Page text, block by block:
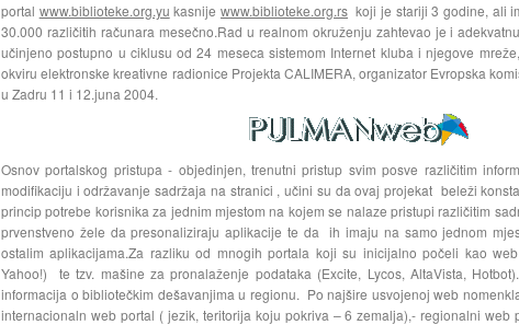
portal www.biblioteke.org.yu kasnijewww.biblioteke.org.rs koji je stariji 3 godine, ali
30.000 različitih računara mesečno.Rad u realnom okruženju zahtevao je i
učinjeno postupno u ciklusu od 24 meseca sistemom Internet kluba i njegove
okviru elektronske kreativne radionice Projekta CALIMERA, organizator Evropska
u Zadru 11 i 12.juna 2004.
Osnov portalskog pristupa - objedinjen, trenutni pristup svim posve različitim
modifikaciju i održavanje sadržaja na stranici , učini su da ovaj projekat beleži
princip potrebe korisnika za jednim mjestom na kojem se nalaze pristupi različitim
prvenstveno žele da presonaliziraju aplikacije te da ih imaju na samo jednom
ostalim aplikacijama.Za razliku od mnogih portala koji su inicijalno počeli kao
Yahoo!) te tzv. mašine za pronalaženje podataka (Excite, Lycos, AltaVista,
informacija o bibliotečkim dešavanjima u regionu. Po najšire usvojenoj web
internacionaln web portal ( jezik, teritorija koju pokriva – 6 zemalja),- regionalni web